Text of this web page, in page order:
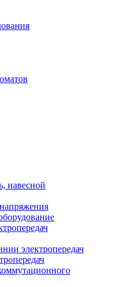
навесной
электропередач